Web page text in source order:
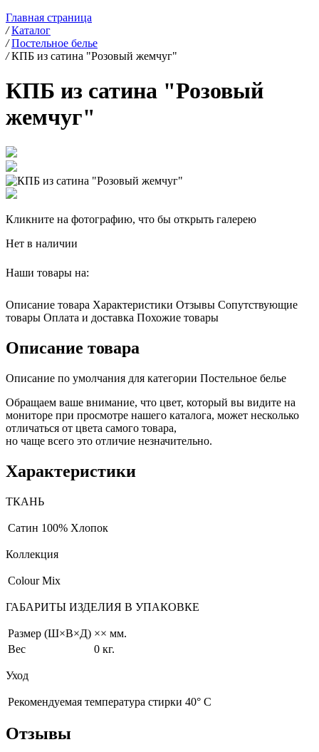
Главная страница
/ Каталог
/ Постельное белье
/ КПБ из сатина "Розовый жемчуг"
КПБ из сатина "Розовый
жемчуг"
Кликните на фотографию, что бы открыть галерею
Нет в наличии
Наши товары на:
Описание товара Характеристики Отзывы Сопутствующие
товары Оплата и доставка Похожие товары
Описание товара
Описание по умолчания для категории Постельное белье
Обращаем ваше внимание, что цвет, который вы видите на
мониторе при просмотре нашего каталога, может несколько
отличаться от цвета самого товара,
но чаще всего это отличие незначительно.
Характеристики
ТКАНЬ
Сатин 100% Хлопок
Коллекция
Colour Mix
ГАБАРИТЫ ИЗДЕЛИЯ В УПАКОВКЕ
Размер (Ш×В×Д) ×× мм.
Вес
0 кг.
Уход
Рекомендуемая температура стирки 40° С
Отзывы